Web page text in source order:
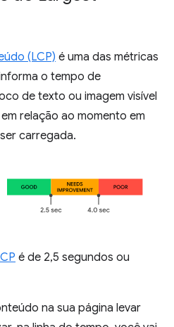
(LCP) é uma das métricas
o tempo de
de texto ou imagem visível
relação ao momento em
carregada.
é de 2,5 segundos ou
na sua página levar